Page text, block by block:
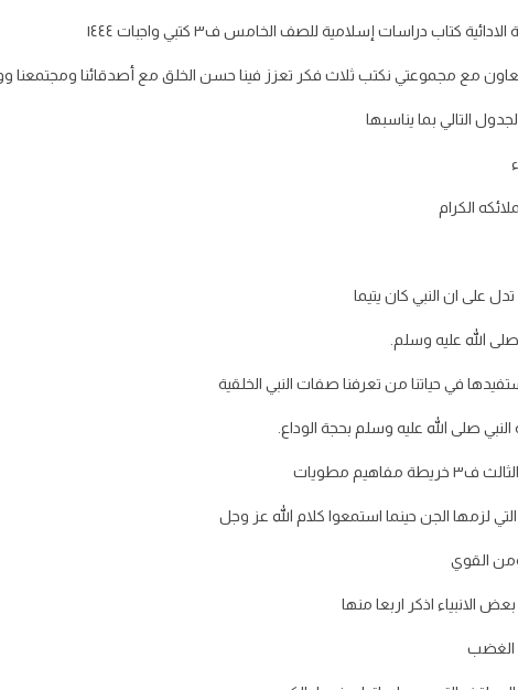
كتاب دراسات إسلامية للصف الخامس ف٣ كتبي واجبات ١٤٤٤
مع مجموعتي نكتب ثلاث فكر تعزز فينا حسن الخلق مع أصدقائنا ومجتمعنا
التالي بما يناسبها
الكرام
على ان النبي كان يتيما
الله عليه وسلم.
في حياتنا من تعرفنا صفات النبي الخلقية
صلى الله عليه وسلم بحجة الوداع.
مطويات
لزمها الجن حينما استمعوا كلام الله عز وجل
القوي
الانبياء اذكر اربعا منها
الغضب